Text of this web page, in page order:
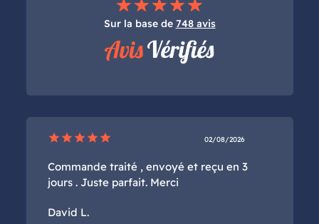
Sur la base de 748 avis
star star star star star 02/08/2026
Commande traité , envoyé et reçu en 3
jours . Juste parfait. Merci
David L.